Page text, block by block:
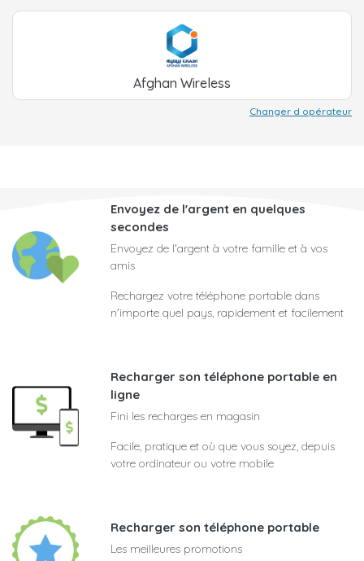
Afghan Wireless
Changer d opérateur
Envoyez de l'argent en quelques
secondes
Envoyez de l'argent à votre famille et à vos
amis
Rechargez votre téléphone portable dans
n'importe quel pays, rapidement et facilement
Recharger son téléphone portable en
ligne
Fini les recharges en magasin
Facile, pratique et où que vous soyez, depuis
votre ordinateur ou votre mobile
Recharger son téléphone portable
Les meilleures promotions